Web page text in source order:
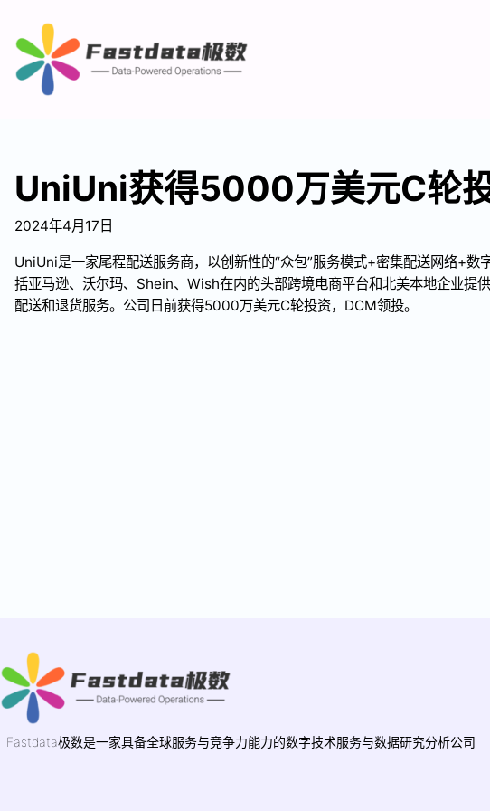
UniUni获得5000万美元C轮
2024年4月17日
UniUni是一家尾程配送服务商，以创新性的“众包”服务模式+密集配送网络+数
括亚马逊、沃尔玛、Shein、Wish在内的头部跨境电商平台和北美本地企业提
配送和退货服务。公司日前获得5000万美元C轮投资，DCM领投。
Fastdata极数是一家具备全球服务与竞争力能力的数字技术服务与数据研究分析公司